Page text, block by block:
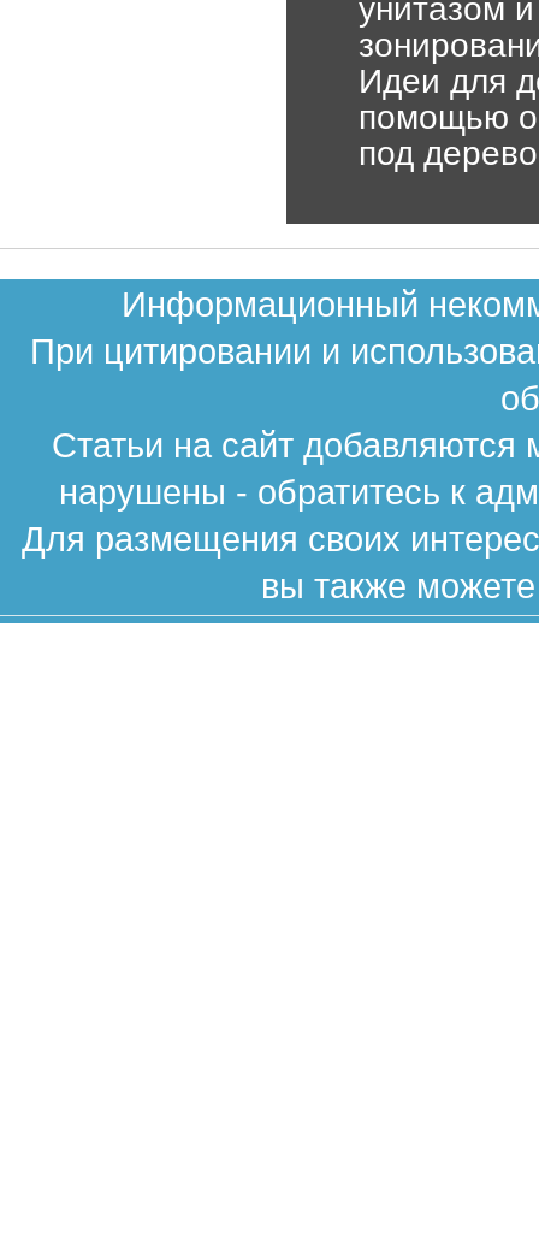
унитазом
Идеи для
помощью
под дерево
Информационный
При цитировании и
Статьи на сайт
нарушены - обратитесь к
Для размещения своих
вы также